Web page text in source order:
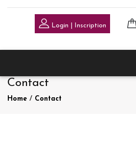
Login | Inscription
Contact
Home / Contact